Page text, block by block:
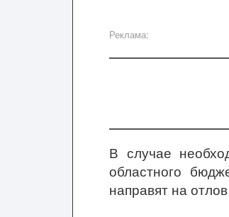
Реклама:
В случае
областного
направят на